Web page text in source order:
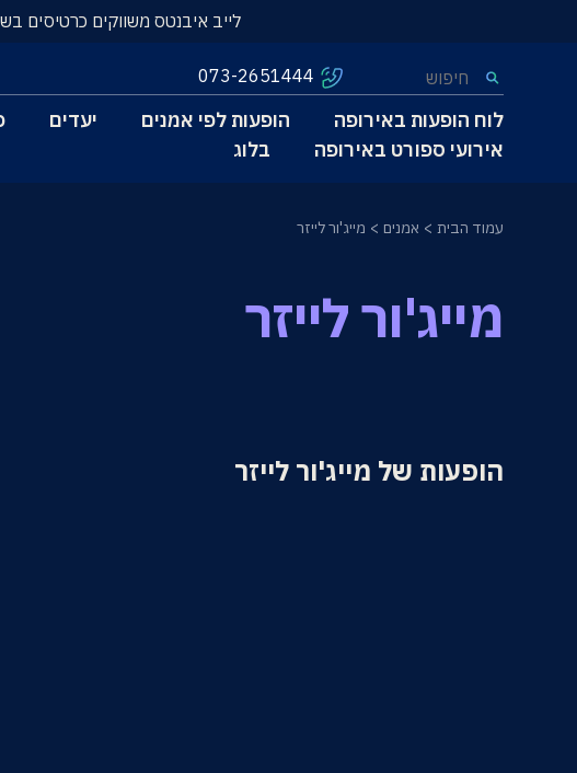
לייב איבנטס משווקים כרטיסים
073-2651444
לוח הופעות באירופה הופעות לפי אמנים יעדים
אירועי ספורט באירופה
בלוג
עמוד הבית אמנים מייג'ור לייזר
מייג'ור לייזר
הופעות של מייג'ור לייזר